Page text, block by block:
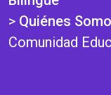
> Quiénes
Comunidad